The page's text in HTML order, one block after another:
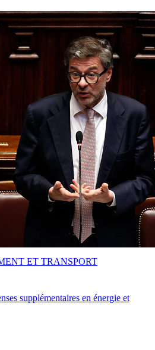
supplémentaires en énergie et
ET TRANSPORT